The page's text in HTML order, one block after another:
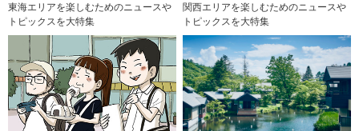
東海エリアを楽しむためのニュースや
トピックスを大特集
関西エリアを楽しむためのニュースや
トピックスを大特集